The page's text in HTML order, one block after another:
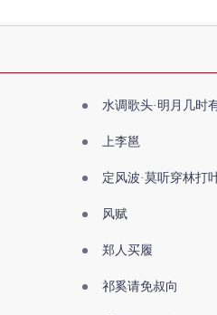
水调歌头·明月几时
上李邕
定风波·莫听穿林打
风赋
郑人买履
祁奚请免叔向